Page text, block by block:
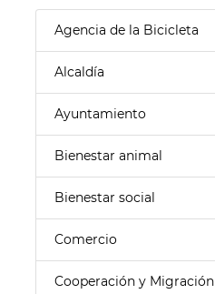
Agencia de la Bicicleta
Alcaldía
Ayuntamiento
Bienestar animal
Bienestar social
Comercio
Cooperación y Migración